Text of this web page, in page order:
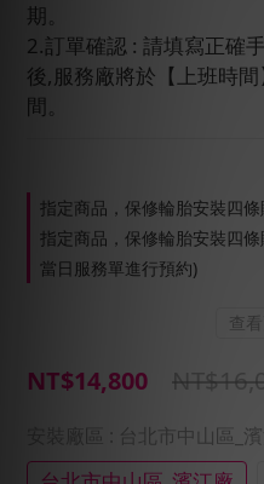
期。
2.訂單確認 : 請填寫正確
後,服務廠將於【上班時
間。
指定商品，保修輪胎安裝四
指定商品，保修輪胎安裝四
當日服務單進行預約)
查
NT$14,800
: 台北市中山區_